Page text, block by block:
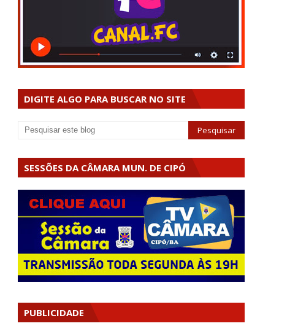
DIGITE ALGO PARA BUSCAR NO SITE
SESSÕES DA CÂMARA MUN. DE CIPÓ
PUBLICIDADE